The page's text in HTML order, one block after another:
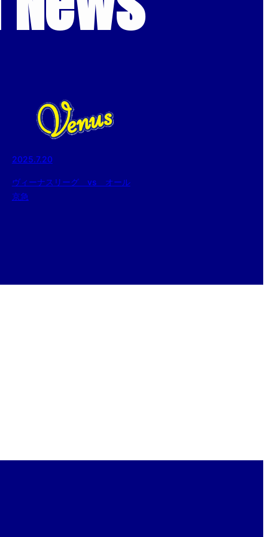
2025.7.20
ヴィーナスリーグ vs オール
京急